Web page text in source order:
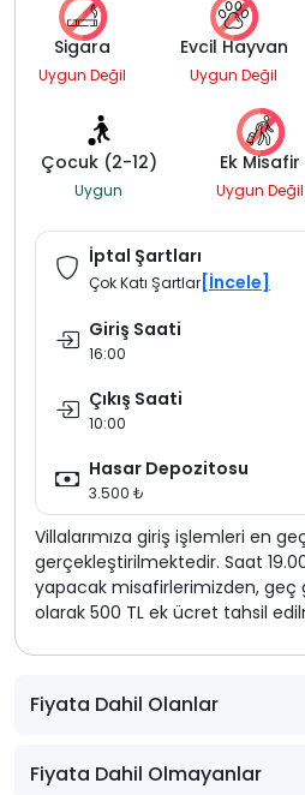
Sigara
Uygun Değil
Evcil Hayvan
Uygun Değil
Çocuk (2-12)
Uygun
Ek Misafir
Uygun Değil
İptal Şartları
Çok Katı Şartlar [İncele]
Giriş Saati
16:00
Çıkış Saati
10:00
Hasar Depozitosu
3.500 ₺
Villalarımıza giriş işlemleri en
gerçekleştirilmektedir. Saat
yapacak misafirlerimizden, geç
olarak 500 TL ek ücret tahsil
Fiyata Dahil Olanlar
Fiyata Dahil Olmayanlar